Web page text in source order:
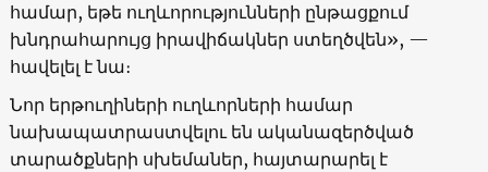
համար, եթե ուղևորությունների ընթացքում
խնդրահարույց իրավիճակներ ստեղծվեն», —
հավելել է նա։
Նոր երթուղիների ուղևորների համար
նախապատրաստվելու են ականազերծված
տարածքների սխեմաներ, հայտարարել է